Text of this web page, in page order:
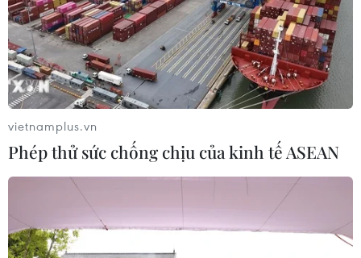
vietnamplus.vn
Phép thử sức chống chịu của kinh tế ASEAN